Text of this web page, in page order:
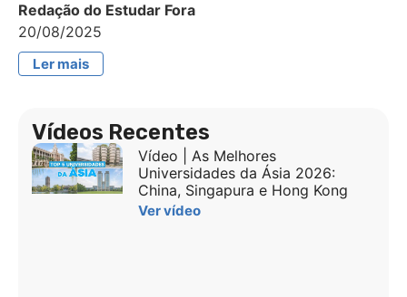
Redação do Estudar Fora
20/08/2025
Ler mais
Vídeos Recentes
Vídeo | As Melhores
Universidades da Ásia 2026:
China, Singapura e Hong Kong
Ver vídeo